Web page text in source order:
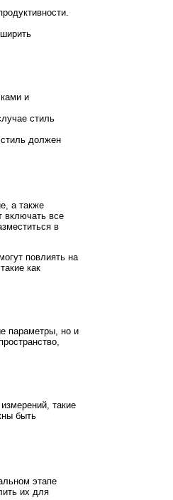
и
стиль
должен
а также
включать все
в
повлиять на
как
параметры, но и
такие
быть
этапе
их для